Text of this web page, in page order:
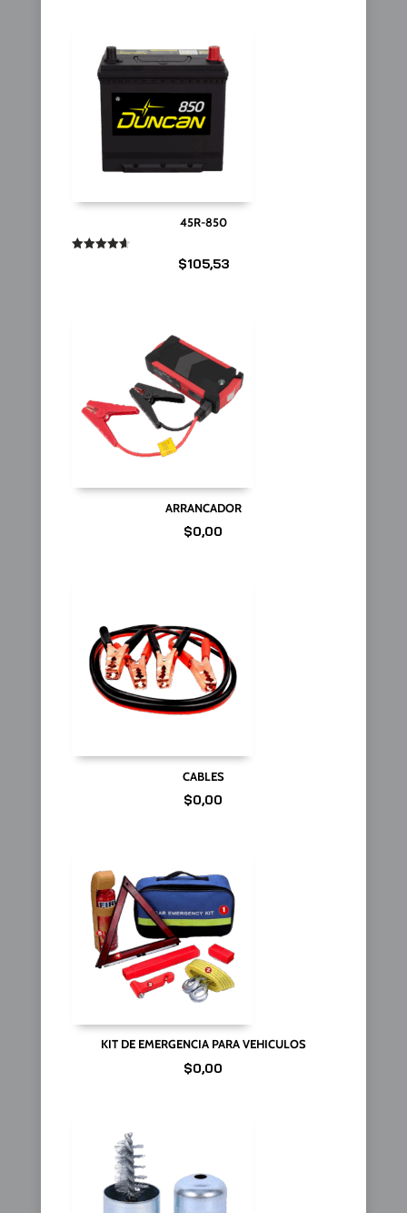
45R-850
$105,53
ARRANCADOR
$0,00
CABLES
$0,00
KIT DE EMERGENCIA PARA VEHICULOS
$0,00